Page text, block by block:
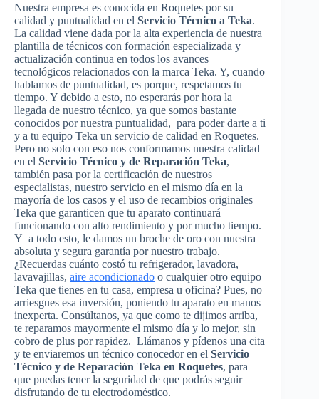
Nuestra empresa es conocida en Roquetes por su
calidad y puntualidad en el Servicio Técnico a Teka.
La calidad viene dada por la alta experiencia de nuestra
plantilla de técnicos con formación especializada y
actualización continua en todos los avances
tecnológicos relacionados con la marca Teka. Y, cuando
hablamos de puntualidad, es porque, respetamos tu
tiempo. Y debido a esto, no esperarás por hora la
llegada de nuestro técnico, ya que somos bastante
conocidos por nuestra puntualidad, para poder darte a ti
y a tu equipo Teka un servicio de calidad en Roquetes.
Pero no solo con eso nos conformamos nuestra calidad
en el Servicio Técnico y de Reparación Teka,
también pasa por la certificación de nuestros
especialistas, nuestro servicio en el mismo día en la
mayoría de los casos y el uso de recambios originales
Teka que garanticen que tu aparato continuará
funcionando con alto rendimiento y por mucho tiempo.
Y a todo esto, le damos un broche de oro con nuestra
absoluta y segura garantía por nuestro trabajo.
¿Recuerdas cuánto costó tu refrigerador, lavadora,
lavavajillas, aire acondicionado o cualquier otro equipo
Teka que tienes en tu casa, empresa u oficina? Pues, no
arriesgues esa inversión, poniendo tu aparato en manos
inexperta. Consúltanos, ya que como te dijimos arriba,
te reparamos mayormente el mismo día y lo mejor, sin
cobro de plus por rapidez. Llámanos y pídenos una cita
y te enviaremos un técnico conocedor en el Servicio
Técnico y de Reparación Teka en Roquetes, para
que puedas tener la seguridad de que podrás seguir
disfrutando de tu electrodoméstico.